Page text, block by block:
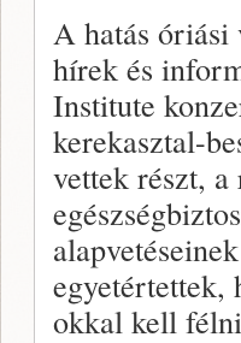
A hatás óriási
hírek és
Institute
kerekasztal-
vettek részt, a
okkal kell